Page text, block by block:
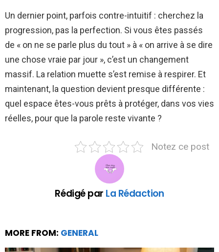
Un dernier point, parfois contre-intuitif : cherchez la
progression, pas la perfection. Si vous êtes passés
de « on ne se parle plus du tout » à « on arrive à se dire
une chose vraie par jour », c’est un changement
massif. La relation muette s’est remise à respirer. Et
maintenant, la question devient presque différente :
quel espace êtes-vous prêts à protéger, dans vos vies
réelles, pour que la parole reste vivante ?
Notez ce post
Rédigé par La Rédaction
MORE FROM: GENERAL